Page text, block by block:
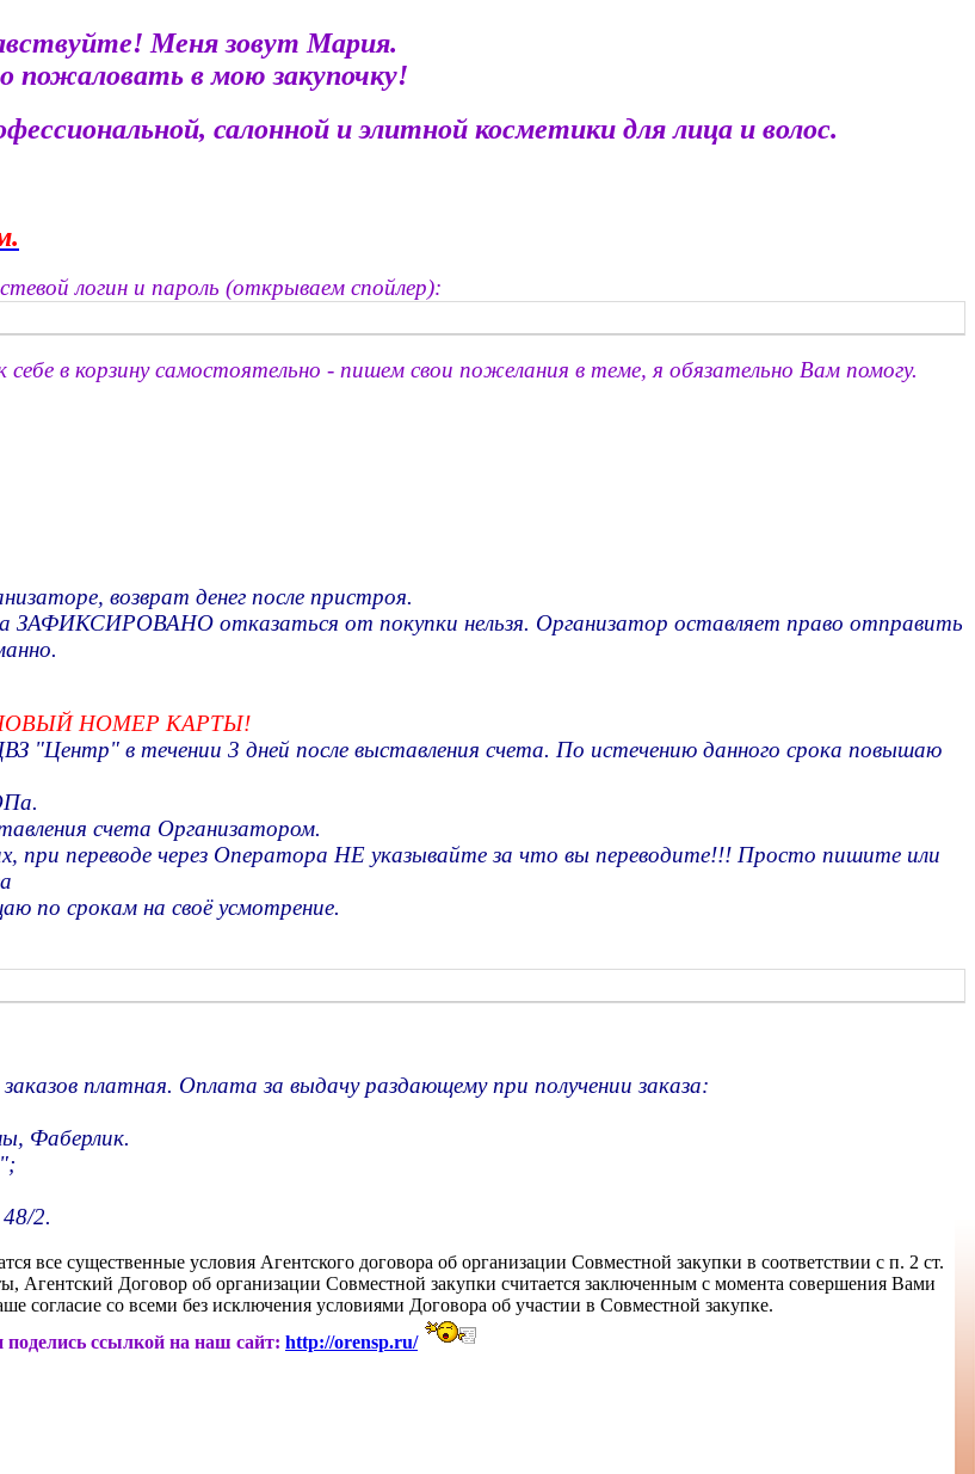
Меня зовут Мария.
пожаловать в мою закупочку!
салонной и элитной косметики для лица и волос.
логин и пароль (открываем спойлер):
в корзину самостоятельно - пишем свои пожелания в теме, я обязательно Вам помогу.
возврат денег после пристроя.
ЗАФИКСИРОВАНО отказаться от покупки нельзя. Организатор оставляет право отправить
НОМЕР КАРТЫ!
в течении 3 дней после выставления счета. По истечению данного срока повышаю
счета Организатором.
через Оператора НЕ указывайте за что вы переводите!!! Просто пишите или
по срокам на своё усмотрение.
платная. Оплата за выдачу раздающему при получении заказа:
Фаберлик.
2.
все существенные условия Агентского договора об организации Совместной закупки в соответствии с п. 2 ст.
Агентский Договор об организации Совместной закупки считается заключенным с момента совершения Вами
согласие со всеми без исключения условиями Договора об участии в Совместной закупке.
поделись ссылкой на наш сайт: http://orensp.ru/